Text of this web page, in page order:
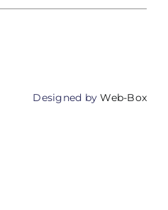
Designed byWeb-Box